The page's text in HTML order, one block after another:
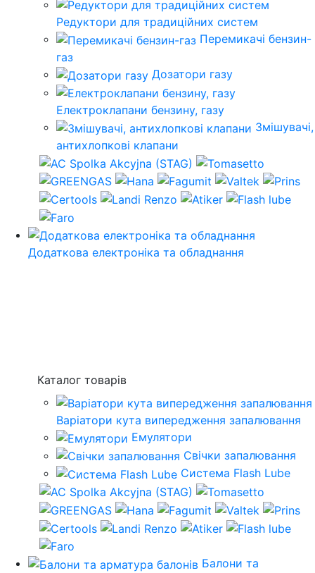
Редуктори для традиційних систем
Перемикачі бензин-
газ
Дозатори газу
Електроклапани бензину, газу
Змішувачі,
антихлопкові клапани
Додаткова електроніка та обладнання
Каталог товарів
Варіатори кута випередження запалювання
Емулятори
Свічки запалювання
Система Flash Lube
Балони та